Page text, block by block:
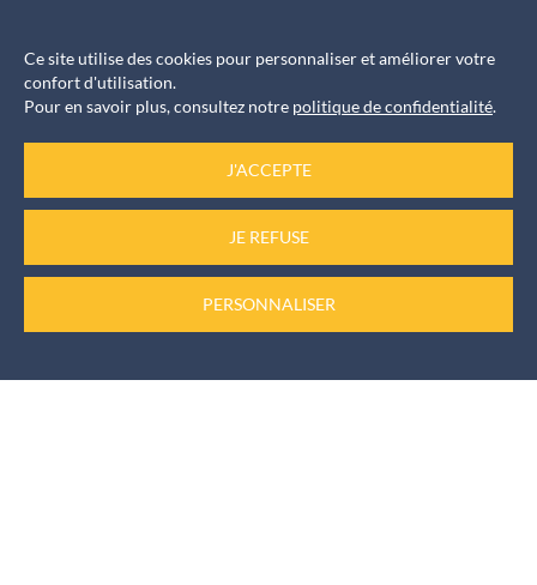
Informations rendez-vous
secrétariat au
Numéro d’urgence
Ce site utilise des cookies pour personnaliser et améliorer votre
confort d'utilisation.
Pour en savoir plus, consultez notre politique de confidentialité.
J'ACCEPTE
JE REFUSE
PERSONNALISER